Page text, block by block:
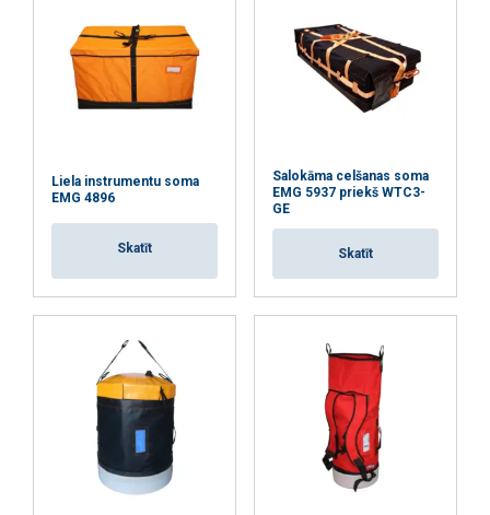
Liela instrumentu soma
EMG 4896
Skatīt
Salokāma celšanas soma
EMG 5937 priekš WTC3-
GE
Skatīt
ATTEIKTIES NO VISIEM